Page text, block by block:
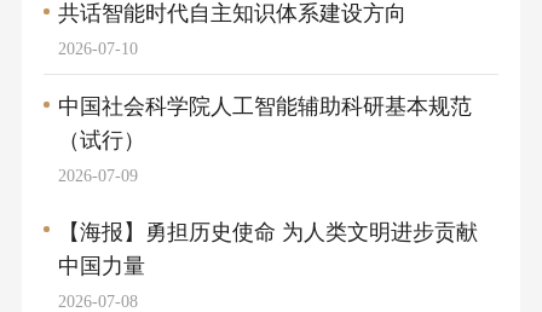
2026-07-10
共话智能时代自主知识体系建设方向
2026-07-09
中国社会科学院人工智能辅助科研基本规范
（试行）
2026-07-08
【海报】勇担历史使命 为人类文明进步贡献
中国力量